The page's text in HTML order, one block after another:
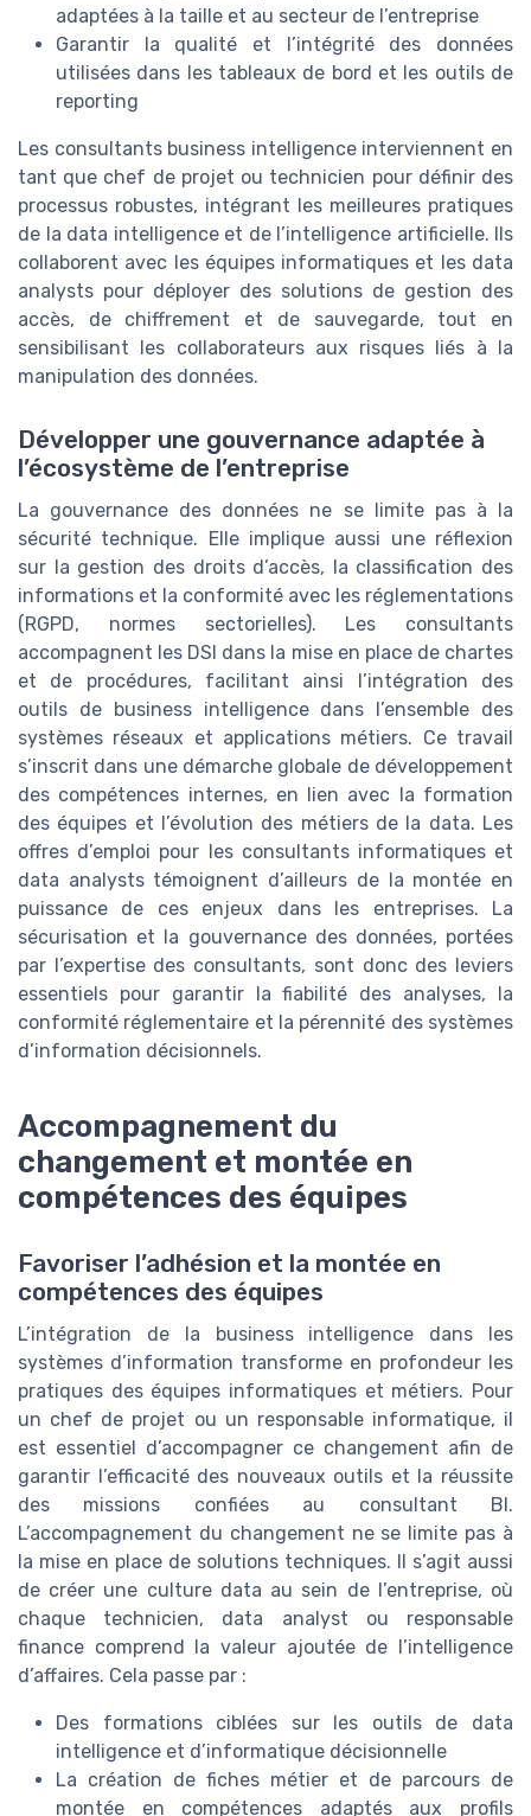
adaptées à la taille et au secteur de l’entreprise
Garantir la qualité et l’intégrité des données
utilisées dans les tableaux de bord et les outils de
reporting
Les consultants business intelligence interviennent en
tant que chef de projet ou technicien pour définir des
processus robustes, intégrant les meilleures pratiques
de la data intelligence et de l’intelligence artificielle. Ils
collaborent avec les équipes informatiques et les data
analysts pour déployer des solutions de gestion des
accès, de chiffrement et de sauvegarde, tout en
sensibilisant les collaborateurs aux risques liés à la
manipulation des données.
Développer une gouvernance adaptée à
l’écosystème de l’entreprise
La gouvernance des données ne se limite pas à la
sécurité technique. Elle implique aussi une réflexion
sur la gestion des droits d’accès, la classification des
informations et la conformité avec les réglementations
(RGPD, normes sectorielles). Les consultants
accompagnent les DSI dans la mise en place de chartes
et de procédures, facilitant ainsi l’intégration des
outils de business intelligence dans l’ensemble des
systèmes réseaux et applications métiers. Ce travail
s’inscrit dans une démarche globale de développement
des compétences internes, en lien avec la formation
des équipes et l’évolution des métiers de la data. Les
offres d’emploi pour les consultants informatiques et
data analysts témoignent d’ailleurs de la montée en
puissance de ces enjeux dans les entreprises. La
sécurisation et la gouvernance des données, portées
par l’expertise des consultants, sont donc des leviers
essentiels pour garantir la fiabilité des analyses, la
conformité réglementaire et la pérennité des systèmes
d’information décisionnels.
Accompagnement du
changement et montée en
compétences des équipes
Favoriser l’adhésion et la montée en
compétences des équipes
L’intégration de la business intelligence dans les
systèmes d’information transforme en profondeur les
pratiques des équipes informatiques et métiers. Pour
un chef de projet ou un responsable informatique, il
est essentiel d’accompagner ce changement afin de
garantir l’efficacité des nouveaux outils et la réussite
des missions confiées au consultant BI.
L’accompagnement du changement ne se limite pas à
la mise en place de solutions techniques. Il s’agit aussi
de créer une culture data au sein de l’entreprise, où
chaque technicien, data analyst ou responsable
finance comprend la valeur ajoutée de l’intelligence
d’affaires. Cela passe par :
Des formations ciblées sur les outils de data
intelligence et d’informatique décisionnelle
La création de fiches métier et de parcours de
montée en compétences adaptés aux profils